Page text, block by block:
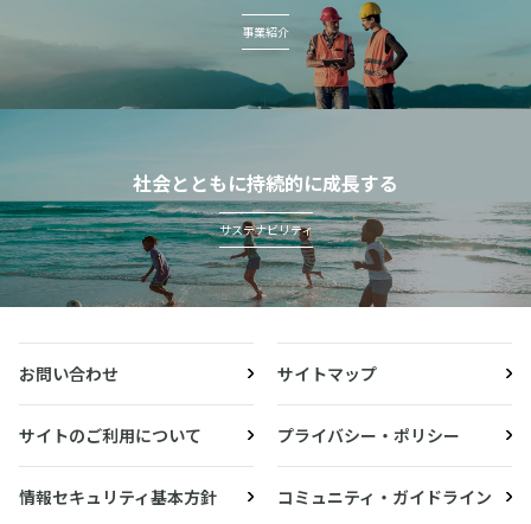
事業紹介
社会とともに持続的に成長する
サステナビリティ
お問い合わせ サイトマップ
サイトのご利用について プライバシー・ポリシー
情報セキュリティ基本方針 コミュニティ・ガイドライン